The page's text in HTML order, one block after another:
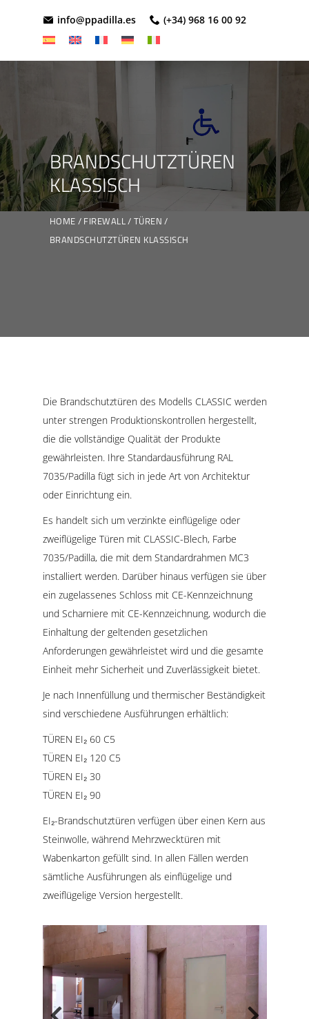
info@ppadilla.es (+34) 968 16 00 92
BRANDSCHUTZTÜREN
KLASSISCH
HOME FIREWALL TÜREN
BRANDSCHUTZTÜREN KLASSISCH
Die Brandschutztüren des Modells CLASSIC werden
unter strengen Produktionskontrollen hergestellt,
die die vollständige Qualität der Produkte
gewährleisten. Ihre Standardausführung RAL
7035/Padilla fügt sich in jede Art von Architektur
oder Einrichtung ein.
Es handelt sich um verzinkte einflügelige oder
zweiflügelige Türen mit CLASSIC-Blech, Farbe
7035/Padilla, die mit dem Standardrahmen MC3
installiert werden. Darüber hinaus verfügen sie über
ein zugelassenes Schloss mit CE-Kennzeichnung
und Scharniere mit CE-Kennzeichnung, wodurch die
Einhaltung der geltenden gesetzlichen
Anforderungen gewährleistet wird und die gesamte
Einheit mehr Sicherheit und Zuverlässigkeit bietet.
Je nach Innenfüllung und thermischer Beständigkeit
sind verschiedene Ausführungen erhältlich:
TÜREN EI₂ 60 C5
TÜREN EI₂ 120 C5
TÜREN EI₂ 30
TÜREN EI₂ 90
EI₂-Brandschutztüren verfügen über einen Kern aus
Steinwolle, während Mehrzwecktüren mit
Wabenkarton gefüllt sind. In allen Fällen werden
sämtliche Ausführungen als einflügelige und
zweiflügelige Version hergestellt.